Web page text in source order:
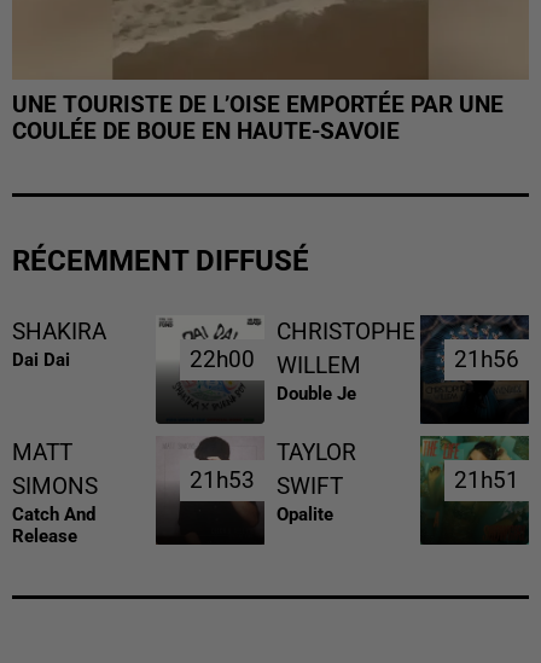
UNE TOURISTE DE L’OISE EMPORTÉE PAR UNE
COULÉE DE BOUE EN HAUTE-SAVOIE
RÉCEMMENT DIFFUSÉ
SHAKIRA
Dai Dai 22h00
22h00
CHRISTOPHE
WILLEM
Double Je
21h56
21h56
MATT
SIMONS
Catch And
Release
21h53
21h53
TAYLOR
SWIFT
Opalite
21h51
21h51